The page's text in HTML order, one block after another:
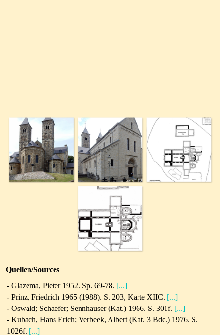
Quellen/Sources
- Glazema, Pieter 1952. Sp. 69-78. [...]
- Prinz, Friedrich 1965 (1988). S. 203, Karte XIIC. [...]
- Oswald; Schaefer; Sennhauser (Kat.) 1966. S. 301f. [...]
- Kubach, Hans Erich; Verbeek, Albert (Kat. 3 Bde.) 1976. S.
1026f. [...]